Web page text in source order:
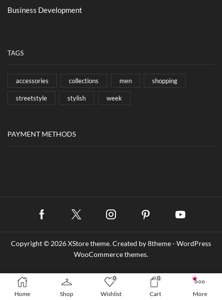
Business Development
TAGS
accessories collections men shopping
streetstyle stylish week
PAYMENT METHODS
FacebookTwitter InstagramPinterestYoutube
Copyright © 2026XStore theme. Created by 8theme -WordPress
WooCommerce themes.
Site Map Terms & Conditions Privacy Policy
Home Shop
0
Wishlist
0
Cart More